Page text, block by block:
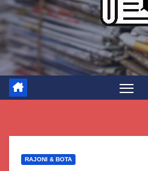
RAJONI & BOTA